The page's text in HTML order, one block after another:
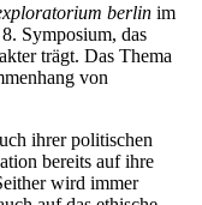
berlin im
Symposium, das
trägt. Das Thema
von
ihrer politischen
bereits auf ihre
wird immer